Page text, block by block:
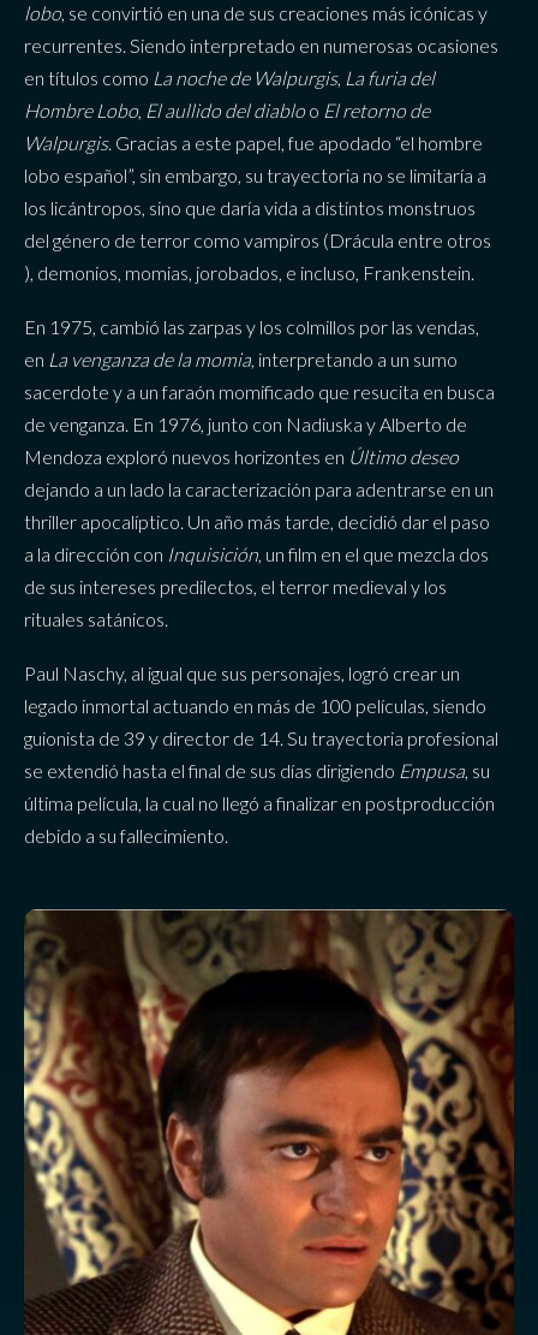
lobo, se convirtió en una de sus creaciones más icónicas y
recurrentes. Siendo interpretado en numerosas ocasiones
en títulos como La noche de Walpurgis, La furia del
Hombre Lobo, El aullido del diabloo El retorno de
Walpurgis. Gracias a este papel, fue apodado “el hombre
lobo español”, sin embargo, su trayectoria no se limitaría a
los licántropos, sino que daría vida a distintos monstruos
del género de terror como vampiros (Drácula entre otros
), demonios, momias, jorobados, e incluso, Frankenstein.
En 1975, cambió las zarpas y los colmillos por las vendas,
en La venganza de la momia, interpretando a un sumo
sacerdote y a un faraón momificado que resucita en busca
de venganza. En 1976, junto con Nadiuska y Alberto de
Mendoza exploró nuevos horizontes en Último deseo
dejando a un lado la caracterización para adentrarse en un
thriller apocalíptico. Un año más tarde, decidió dar el paso
a la dirección con Inquisición, un film en el que mezcla dos
de sus intereses predilectos, el terror medieval y los
rituales satánicos.
Paul Naschy, al igual que sus personajes, logró crear un
legado inmortal actuando en más de 100 películas, siendo
guionista de 39 y director de 14. Su trayectoria profesional
se extendió hasta el final de sus días dirigiendo Empusa, su
última película, la cual no llegó a finalizar en postproducción
debido a su fallecimiento.